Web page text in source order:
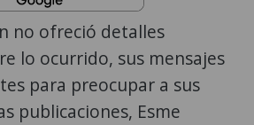
no ofreció detalles
lo ocurrido, sus mensajes
para preocupar a sus
publicaciones, Esme